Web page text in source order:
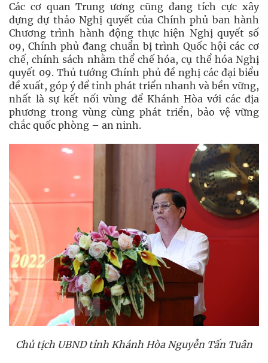
Các cơ quan Trung ương cũng đang tích cực xây
dựng dự thảo Nghị quyết của Chính phủ ban hành
Chương trình hành động thực hiện Nghị quyết số
09, Chính phủ đang chuẩn bị trình Quốc hội các cơ
chế, chính sách nhằm thể chế hóa, cụ thể hóa Nghị
quyết 09. Thủ tướng Chính phủ đề nghị các đại biểu
đề xuất, góp ý để tỉnh phát triển nhanh và bền vững,
nhất là sự kết nối vùng để Khánh Hòa với các địa
phương trong vùng cùng phát triển, bảo vệ vững
chắc quốc phòng – an ninh.
Chủ tịch UBND tỉnh Khánh Hòa Nguyễn Tấn Tuân